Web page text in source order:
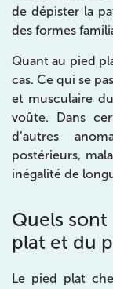
de dépister la
des formes
Quant au pied
cas. Ce qui se
et musculaire
voûte. Dans
d’autres
postérieurs,
inégalité de
Quels sont
plat et du
Le pied plat
IK
3 Av.
3 Av.
01 48
Prenez
Prenez
IK
380 Av.